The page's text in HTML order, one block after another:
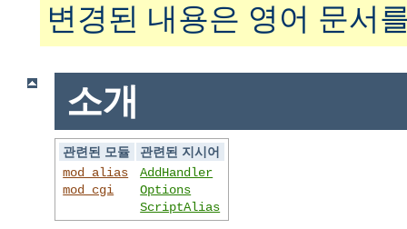
변경된 내용은 영어 문서
소개
관련된 모듈
관련된 지시어
mod_alias
mod_cgi
AddHandler
Options
ScriptAlias